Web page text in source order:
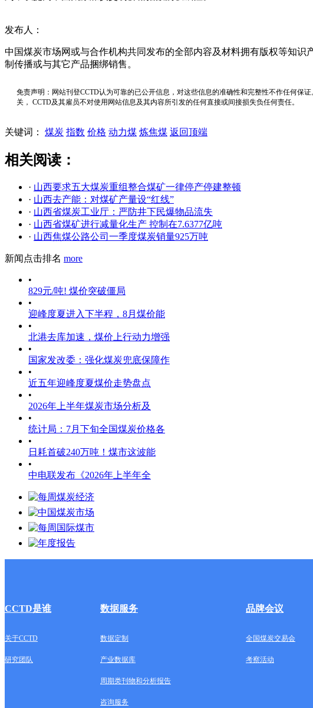
发布人：
中国煤炭市场网或与合作机构共同发布的全部内容及材料拥有版权等知
制传播或与其它产品捆绑销售。
免责声明：网站刊登CCTD认为可靠的已公开信息，对这些信息的准确性和完整性不作任何保
关， CCTD及其雇员不对使用网站信息及其内容所引发的任何直接或间接损失负任何责任。
关键词： 煤炭 指数 价格 动力煤 炼焦煤 返回顶端
相关阅读：
· 山西要求五大煤炭重组整合煤矿一律停产停建整顿
· 山西去产能：对煤矿产量设“红线”
· 山西省煤炭工业厅：严防井下民爆物品流失
· 山西省煤矿进行减量化生产 控制在7.6377亿吨
· 山西焦煤公路公司一季度煤炭销量925万吨
新闻点击排名 more
•
829元/吨! 煤价突破僵局
•
迎峰度夏进入下半程，8月煤价能
•
北港去库加速，煤价上行动力增强
•
国家发改委：强化煤炭兜底保障作
•
近五年迎峰度夏煤价走势盘点
•
2026年上半年煤炭市场分析及
•
统计局：7月下旬全国煤炭价格各
•
日耗首破240万吨！煤市这波能
•
中电联发布《2026年上半年全
CCTD是谁 数据服务 品牌会议
关于CCTD 数据定制 全国煤炭交易会
研究团队 产业数据库 考察活动
周期类刊物和分析报告
咨询服务